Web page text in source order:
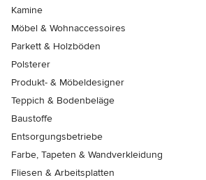
Kamine
Möbel & Wohnaccessoires
Parkett & Holzböden
Polsterer
Produkt- & Möbeldesigner
Teppich & Bodenbeläge
Baustoffe
Entsorgungsbetriebe
Farbe, Tapeten & Wandverkleidung
Fliesen & Arbeitsplatten